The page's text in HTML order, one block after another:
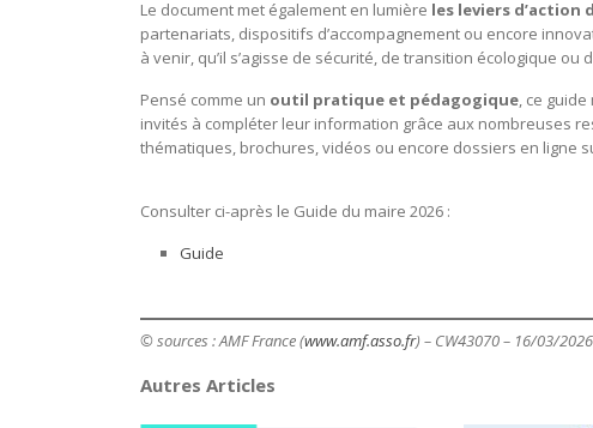
Le document met également en lumière les leviers d’action
partenariats, dispositifs d’accompagnement ou encore
à venir, qu’il s’agisse de sécurité, de transition écologique ou
Pensé comme un outil pratique et pédagogique, ce
invités à compléter leur information grâce aux nombreuses
thématiques, brochures, vidéos ou encore dossiers en ligne
Consulter ci-après le Guide du maire 2026 :
Guide
© sources : AMF France (www.amf.asso.fr) – CW43070 – 16/03/2026
Autres Articles